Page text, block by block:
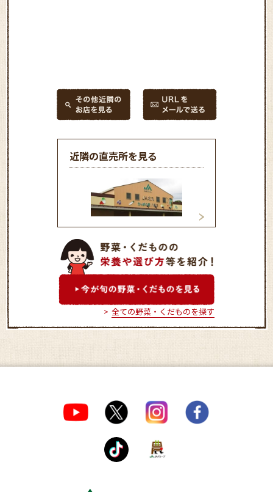
近隣の直売所を見る
かっぱの里 八幡店 やさい畑 なかま
全ての野菜・くだものを探す